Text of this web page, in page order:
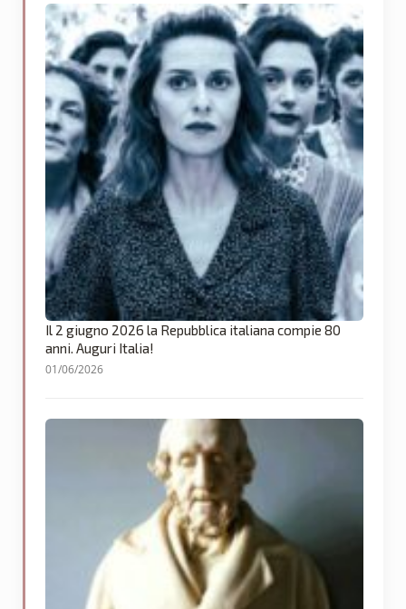
Il 2 giugno 2026 la Repubblica italiana compie 80
anni. Auguri Italia!
01/06/2026